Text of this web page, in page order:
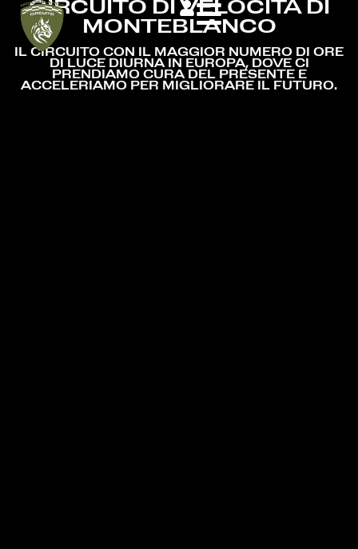
CIRCUITO DI VELOCITÀ DI
MONTEBLANCO
IL CIRCUITO CON IL MAGGIOR NUMERO DI ORE
DI LUCE DIURNA IN EUROPA, DOVE CI
PRENDIAMO CURA DEL PRESENTE E
ACCELERIAMO PER MIGLIORARE IL FUTURO.